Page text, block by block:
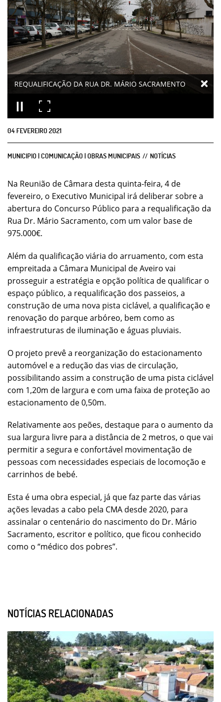
REQUALIFICAÇÃO DA RUA DR. MÁRIO SACRAMENTO
04 FEVEREIRO2021
MUNICIPIO | COMUNICAÇÃO | OBRAS MUNICIPAIS NOTÍCIAS
Na Reunião de Câmara desta quinta-feira, 4 de
fevereiro, o Executivo Municipal irá deliberar sobre a
abertura do Concurso Público para a requalificação da
Rua Dr. Mário Sacramento, com um valor base de
975.000€.
Além da qualificação viária do arruamento, com esta
empreitada a Câmara Municipal de Aveiro vai
prosseguir a estratégia e opção política de qualificar o
espaço público, a requalificação dos passeios, a
construção de uma nova pista ciclável, a qualificação e
renovação do parque arbóreo, bem como as
infraestruturas de iluminação e águas pluviais.
O projeto prevê a reorganização do estacionamento
automóvel e a redução das vias de circulação,
possibilitando assim a construção de uma pista ciclável
com 1,20m de largura e com uma faixa de proteção ao
estacionamento de 0,50m.
Relativamente aos peões, destaque para o aumento da
sua largura livre para a distância de 2 metros, o que vai
permitir a segura e confortável movimentação de
pessoas com necessidades especiais de locomoção e
carrinhos de bebé.
Esta é uma obra especial, já que faz parte das várias
ações levadas a cabo pela CMA desde 2020, para
assinalar o centenário do nascimento do Dr. Mário
Sacramento, escritor e político, que ficou conhecido
como o “médico dos pobres”.
NOTÍCIAS RELACIONADAS